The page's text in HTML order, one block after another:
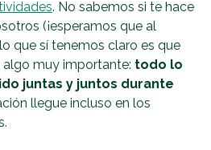
. No sabemos si te hace
(¡esperamos que al
que sí tenemos claro es que
muy importante: todo lo
juntas y juntos durante
llegue incluso en los